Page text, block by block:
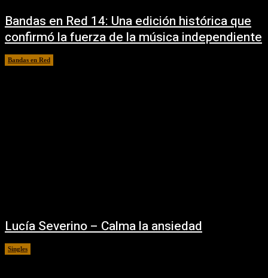
Bandas en Red 14: Una edición histórica que
confirmó la fuerza de la música independiente
Bandas en Red
Lucía Severino – Calma la ansiedad
Singles